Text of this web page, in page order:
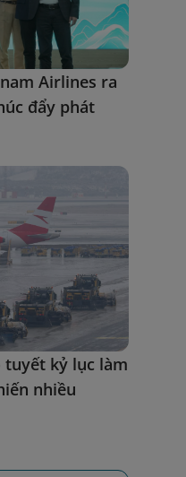
Airlines ra
đẩy phát
tuyết kỷ lục làm
nhiều